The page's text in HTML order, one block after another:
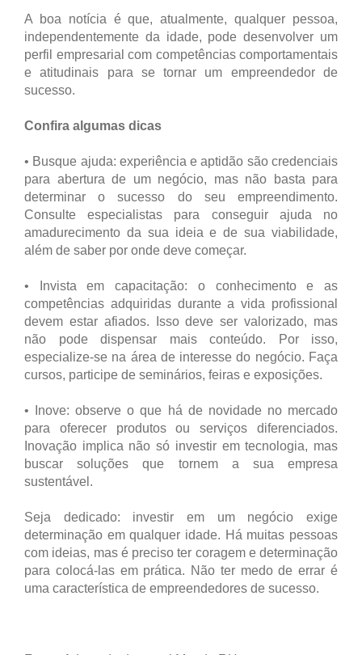
A boa notícia é que, atualmente, qualquer pessoa,
independentemente da idade, pode desenvolver um
perfil empresarial com competências comportamentais
e atitudinais para se tornar um empreendedor de
sucesso.
Confira algumas dicas
• Busque ajuda: experiência e aptidão são credenciais
para abertura de um negócio, mas não basta para
determinar o sucesso do seu empreendimento.
Consulte especialistas para conseguir ajuda no
amadurecimento da sua ideia e de sua viabilidade,
além de saber por onde deve começar.
• Invista em capacitação: o conhecimento e as
competências adquiridas durante a vida profissional
devem estar afiados. Isso deve ser valorizado, mas
não pode dispensar mais conteúdo. Por isso,
especialize-se na área de interesse do negócio. Faça
cursos, participe de seminários, feiras e exposições.
• Inove: observe o que há de novidade no mercado
para oferecer produtos ou serviços diferenciados.
Inovação implica não só investir em tecnologia, mas
buscar soluções que tornem a sua empresa
sustentável.
Seja dedicado: investir em um negócio exige
determinação em qualquer idade. Há muitas pessoas
com ideias, mas é preciso ter coragem e determinação
para colocá-las em prática. Não ter medo de errar é
uma característica de empreendedores de sucesso.